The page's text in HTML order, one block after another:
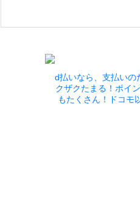
d払いなら、支払いの
クザクたまる！ポイ
もたくさん！ドコモ